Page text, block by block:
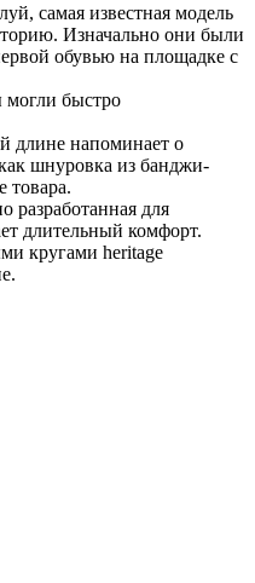
самая известная модель
Изначально они были
обувью на площадке с
быстро
длине напоминает о
шнуровка из банджи-
товара.
разработанная для
длительный комфорт.
кругами heritage